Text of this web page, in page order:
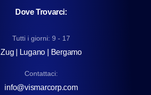
Dove Trovarci:
Tutti i giorni: 9 - 17
Zug | Lugano | Bergamo
Contattaci:
info@vismarcorp.com